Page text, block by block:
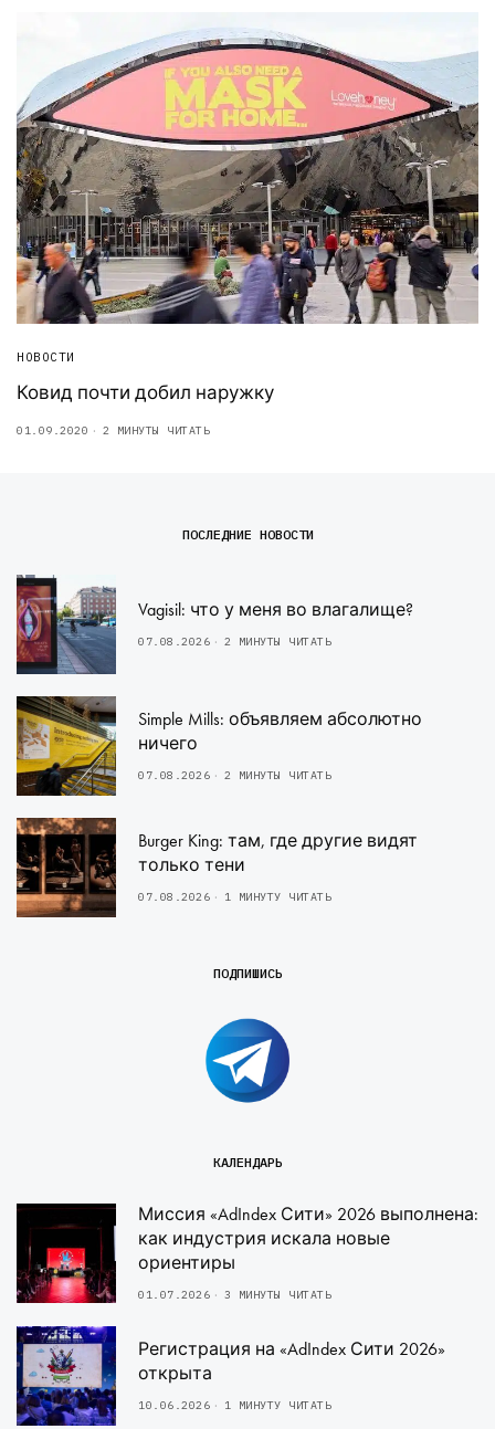
НОВОСТИ
Ковид почти добил наружку
01.09.2020 2 МИНУТЫ ЧИТАТЬ
ПОСЛЕДНИЕ НОВОСТИ
Vagisil: что у меня во влагалище?
07.08.2026 2 МИНУТЫ ЧИТАТЬ
Simple Mills: объявляем абсолютно
ничего
07.08.2026 2 МИНУТЫ ЧИТАТЬ
Burger King: там, где другие видят
только тени
07.08.2026 1 МИНУТУ ЧИТАТЬ
ПОДПИШИСЬ
КАЛЕНДАРЬ
Миссия «AdIndex Сити» 2026 выполнена:
как индустрия искала новые
ориентиры
01.07.2026 3 МИНУТЫ ЧИТАТЬ
Регистрация на «AdIndex Сити 2026»
открыта
10.06.2026 1 МИНУТУ ЧИТАТЬ